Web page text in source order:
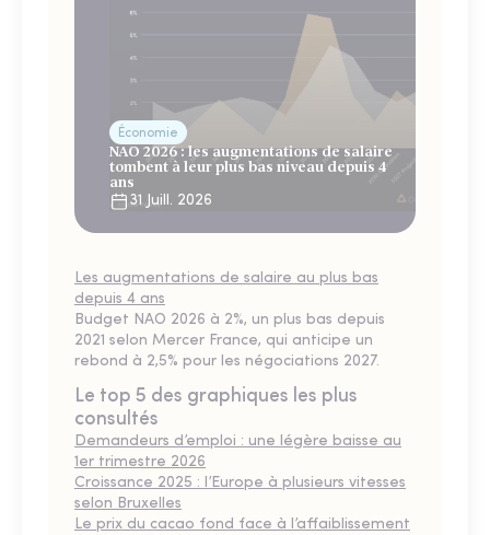
Économie
NAO 2026 : les augmentations de salaire
tombent à leur plus bas niveau depuis 4
ans
31 Juill. 2026
Les augmentations de salaire au plus bas
depuis 4 ans
Budget NAO 2026 à 2%, un plus bas depuis
2021 selon Mercer France, qui anticipe un
rebond à 2,5% pour les négociations 2027.
Le top 5 des graphiques les plus
consultés
Demandeurs d’emploi : une légère baisse au
1er trimestre 2026
Croissance 2025 : l’Europe à plusieurs vitesses
selon Bruxelles
Le prix du cacao fond face à l’affaiblissement